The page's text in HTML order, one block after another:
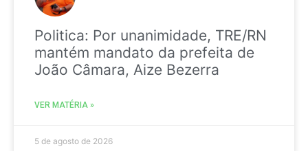
Politica: Por unanimidade, TRE/RN
mantém mandato da prefeita de
João Câmara, Aize Bezerra
VER MATÉRIA »
5 de agosto de 2026